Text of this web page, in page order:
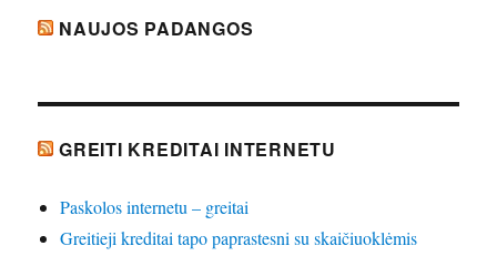
NAUJOS PADANGOS
GREITI KREDITAI INTERNETU
Paskolos internetu – greitai
Greitieji kreditai tapo paprastesni su skaičiuoklėmis